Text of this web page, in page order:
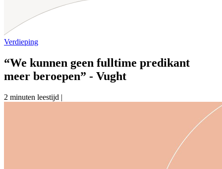
Verdieping
“We kunnen geen fulltime predikant
meer beroepen” - Vught
2 minuten leestijd |